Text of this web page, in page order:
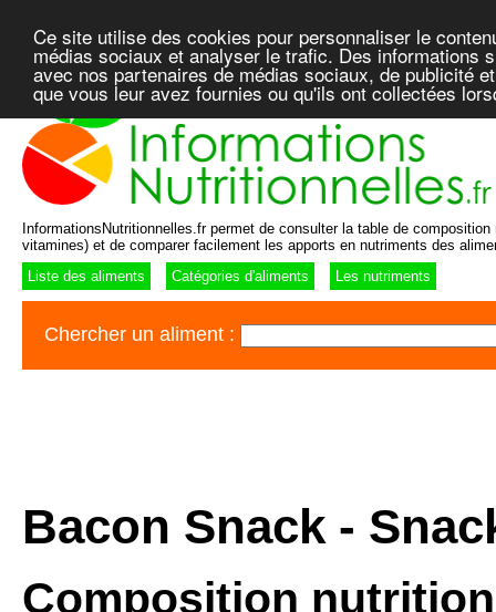
Ce site utilise des cookies pour personnaliser le
médias sociaux et analyser le trafic. Des informations
avec nos partenaires de médias sociaux, de publicité
que vous leur avez fournies ou qu'ils ont collectées
InformationsNutritionnelles.fr permet de consulter la table de
vitamines) et de comparer facilement les apports en nutriments des
Liste des aliments
Catégories d'aliments Les nutriments
Chercher un aliment :
Bacon Snack -
Composition